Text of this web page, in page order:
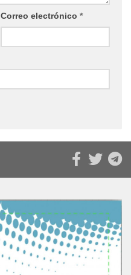
Correo electrónico *